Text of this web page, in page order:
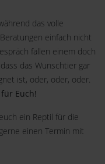
das volle
einfach nicht
fallen einem doch
das Wunschtier gar
ist, oder, oder, oder.
Euch!
ein Reptil für die
einen Termin mit